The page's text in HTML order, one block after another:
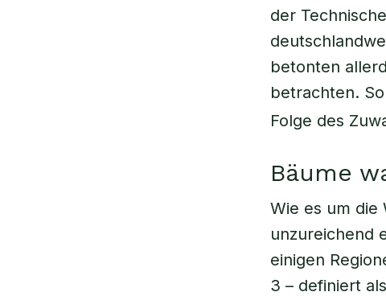
der
betonten
betrachten.
Folge des
Bäume
Wie es um die
unzureichend
einigen
3 – definiert